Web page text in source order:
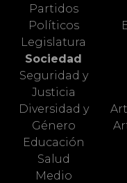
Partidos
Políticos
Legislatura
Sociedad
Seguridad y
Justicia
Diversidad y
Género
Educación
Salud
Medio